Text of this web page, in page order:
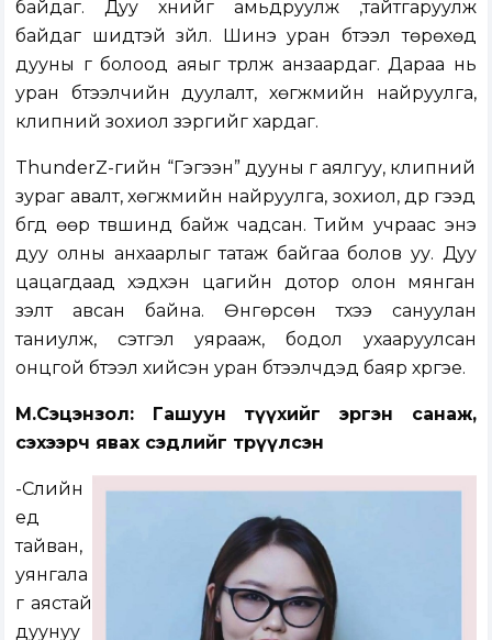
байдаг. Дуу хүнийг амьдруулж ,тайтгаруулж
байдаг шидтэй зүйл. Шинэ уран бүтээл төрөхөд
дууны үг болоод аяыг түрүүлж анзаардаг. Дараа нь
уран бүтээлчийн дуулалт, хөгжмийн найруулга,
клипний зохиол зэргийг хардаг.
ThunderZ-гийн “Гэгээн” дууны үг аялгуу, клипний
зураг авалт, хөгжмийн найруулга, зохиол, дүр гээд
бүгд өөр түвшинд байж чадсан. Тийм учраас энэ
дуу олны анхаарлыг татаж байгаа болов уу. Дуу
цацагдаад хэдхэн цагийн дотор олон мянган
үзэлт авсан байна. Өнгөрсөн түүхээ сануулан
таниулж, сэтгэл уярааж, бодол ухааруулсан
онцгой бүтээл хийсэн уран бүтээлчдэд баяр хүргэе.
М.Сэцэнзол: Гашуун түүхийг эргэн санаж,
сэхээрч явах сэдлийг төрүүлсэн
-Сүүлийн
үед
тайван,
уянгала
г аястай
дуунуу